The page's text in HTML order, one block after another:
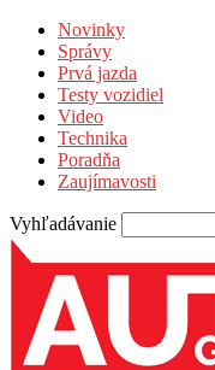
Novinky
Správy
Prvá jazda
Testy vozidiel
Video
Technika
Poradňa
Zaujímavosti
Vyhľadávanie